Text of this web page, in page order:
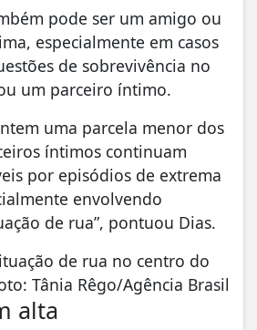
pode ser um amigo ou
especialmente em casos
de sobrevivência no
um parceiro íntimo.
uma parcela menor dos
íntimos continuam
por episódios de extrema
envolvendo
de rua”, pontuou Dias.
de rua no centro do
Tânia Rêgo/Agência Brasil
alta